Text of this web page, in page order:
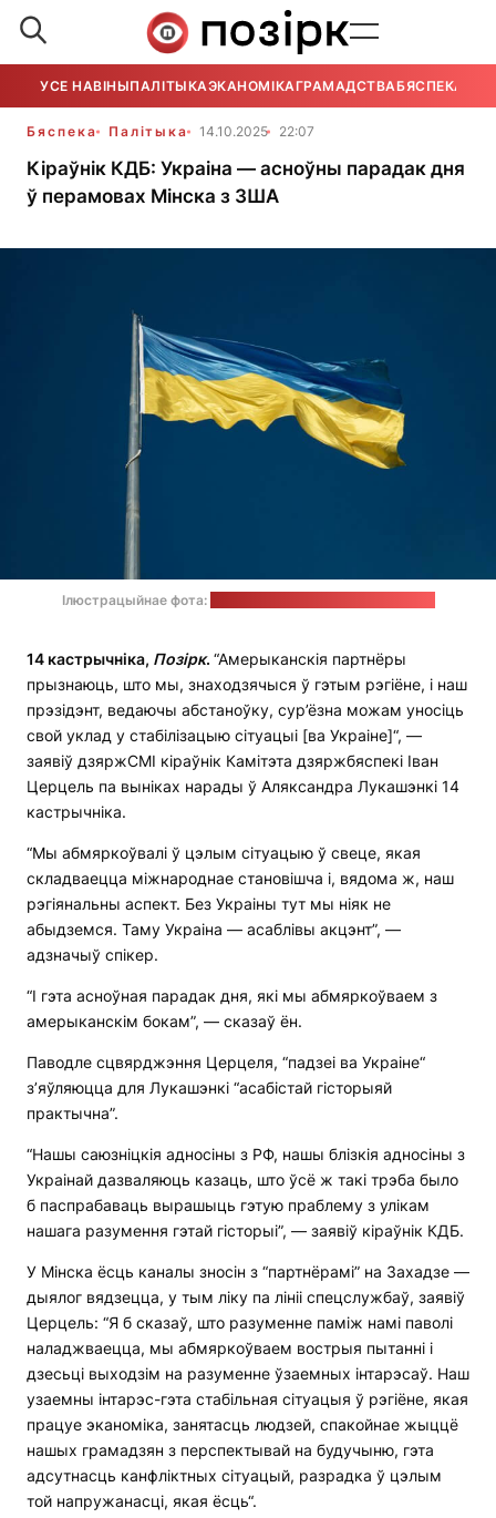
УСЕ НАВІНЫПАЛІТЫКАЭКАНОМІКАГРАМАДСТВАБЯСПЕКА
Бяспека Палітыка 14.10.2025 22:07
Кіраўнік КДБ: Украіна — асноўны парадак дня
ў перамовах Мінска з ЗША
Ілюстрацыйнае фота:
14 кастрычніка, Позірк. “Амерыканскія партнёры
прызнаюць, што мы, знаходзячыся ў гэтым рэгіёне, і наш
прэзідэнт, ведаючы абстаноўку, сур’ёзна можам уносіць
свой уклад у стабілізацыю сітуацыі [ва Украіне]“, —
заявіў дзяржСМІ кіраўнік Камітэта дзяржбяспекі Іван
Церцель па выніках нарады ў Аляксандра Лукашэнкі 14
кастрычніка.
“Мы абмяркоўвалі ў цэлым сітуацыю ў свеце, якая
складваецца міжнароднае становішча і, вядома ж, наш
рэгіянальны аспект. Без Украіны тут мы ніяк не
абыдземся. Таму Украіна — асаблівы акцэнт”, —
адзначыў спікер.
“І гэта асноўная парадак дня, які мы абмяркоўваем з
амерыканскім бокам”, — сказаў ён.
Паводле сцвярджэння Церцеля, “падзеі ва Украіне“
з’яўляюцца для Лукашэнкі “асабістай гісторыяй
практычна”.
“Нашы саюзніцкія адносіны з РФ, нашы блізкія адносіны з
Украінай дазваляюць казаць, што ўсё ж такі трэба было
б паспрабаваць вырашыць гэтую праблему з улікам
нашага разумення гэтай гісторыі”, — заявіў кіраўнік КДБ.
У Мінска ёсць каналы зносін з “партнёрамі” на Захадзе —
дыялог вядзецца, у тым ліку па лініі спецслужбаў, заявіў
Церцель: “Я б сказаў, што разуменне паміж намі паволі
наладжваецца, мы абмяркоўваем вострыя пытанні і
дзесьці выходзім на разуменне ўзаемных інтарэсаў. Наш
узаемны інтарэс-гэта стабільная сітуацыя ў рэгіёне, якая
працуе эканоміка, занятасць людзей, спакойнае жыццё
нашых грамадзян з перспектывай на будучыню, гэта
адсутнасць канфліктных сітуацый, разрадка ў цэлым
той напружанасці, якая ёсць“.